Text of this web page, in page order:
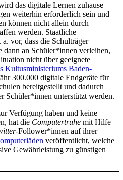
das digitale Lernen zuhause
weiterhin erforderlich sein und
können nicht allein durch
werden. Staatliche
vor, dass die Schulträger
dann an Schüler*innen verleihen,
nicht über geeignete
Kultusministeriums Baden-
300.000 digitale Endgeräte für
bereitgestellt und dadurch
Schüler*innen unterstützt werden.
Verfügung haben und keine
hat die Computertruhe mit Hilfe
-Follower*innen auf ihrer
veröffentlicht, welche
Gewährleistung zu günstigen